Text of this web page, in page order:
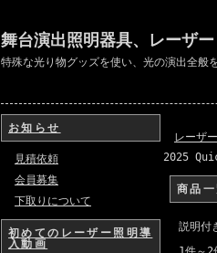
舞台演出照明器具、レーザ
特殊な光り物グッズを使い、光の演出全般
お知らせ
見積依頼
会員募集
下取りについて
初めてのレーザー照明導
入動画
レーザ
2025
商品一
説明